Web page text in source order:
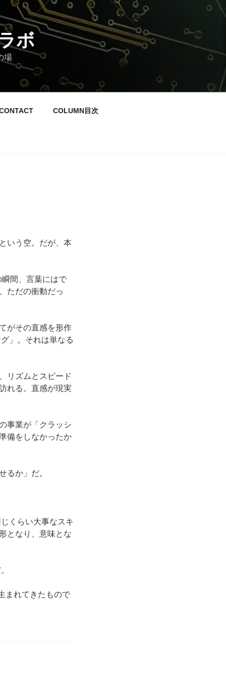
ボ
場
COLUMN目次
いう空。だが、本
間、言葉にはで
ただの衝動だっ
がその直感を形作
」。それは単なる
リズムとスピード
れる。直感が現実
事業が「クラッシ
備をしなかったか
るか」だ。
くらい大事なスキ
となり、意味とな
まれてきたもので